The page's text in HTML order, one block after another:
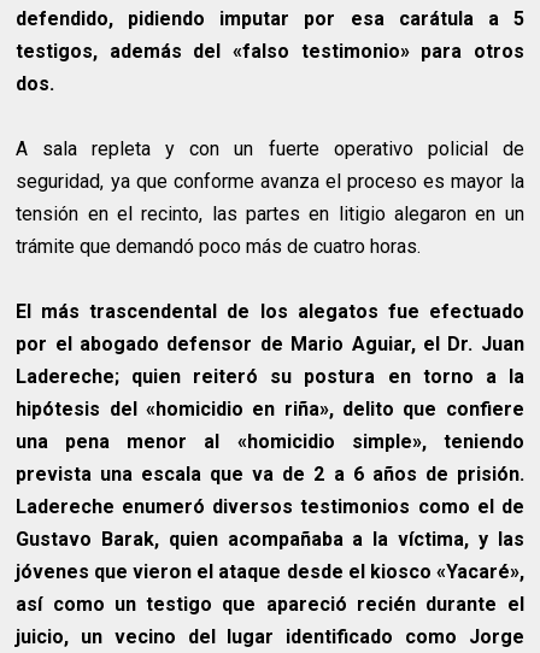
defendido, pidiendo imputar por esa carátula a 5
testigos, además del «falso testimonio» para otros
dos.
A sala repleta y con un fuerte operativo policial de
seguridad, ya que conforme avanza el proceso es mayor la
tensión en el recinto, las partes en litigio alegaron en un
trámite que demandó poco más de cuatro horas.
El más trascendental de los alegatos fue efectuado
por el abogado defensor de Mario Aguiar, el Dr. Juan
Ladereche; quien reiteró su postura en torno a la
hipótesis del «homicidio en riña», delito que confiere
una pena menor al «homicidio simple», teniendo
prevista una escala que va de 2 a 6 años de prisión.
Ladereche enumeró diversos testimonios como el de
Gustavo Barak, quien acompañaba a la víctima, y las
jóvenes que vieron el ataque desde el kiosco «Yacaré»,
así como un testigo que apareció recién durante el
juicio, un vecino del lugar identificado como Jorge